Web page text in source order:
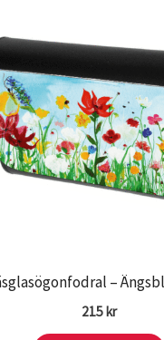
–
215kr